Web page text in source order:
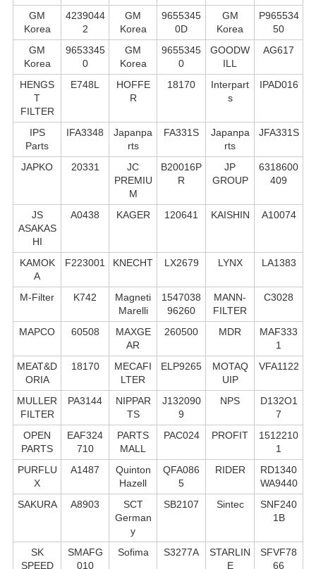
GM
Korea
4239044
2
GM
Korea
9655345
0D
GM
Korea
P965534
50
GM
Korea
9653345
0
GM
Korea
9655345
0
GOODW
ILL
AG617
HENGS
T
FILTER
E748L
HOFFE
R
18170
Interpart
s
IPAD016
IPS
Parts
IFA3348
Japanpa
rts
FA331S
Japanpa
rts
JFA331S
JAPKO 20331
JC
PREMIU
M
B20016P
R
JP
GROUP
6318600
409
JS
ASAKAS
HI
A0438 KAGER 120641 KAISHIN A10074
KAMOK
A
F223001 KNECHT LX2679 LYNX LA1383
M-Filter K742
Magneti
Marelli
1547038
96260
MANN-
FILTER
C3028
MAPCO 60508
MAXGE
AR
260500 MDR
MAF333
1
MEAT&D
ORIA
18170
MECAFI
LTER
ELP9265
MOTAQ
UIP
VFA1122
MULLER
FILTER
PA3144
NIPPAR
TS
J132090
9
NPS
D132O1
7
OPEN
PARTS
EAF324
710
PARTS
MALL
PAC024 PROFIT
1512210
1
PURFLU
X
A1487
Quinton
Hazell
QFA086
5
RIDER
RD1340
WA9440
SAKURA
A8903
SCT
German
y
SB2107 Sintec
SNF240
1B
SK
SPEED
SMAFG
010
Sofima S3277A
STARLIN
E
SFVF78
66